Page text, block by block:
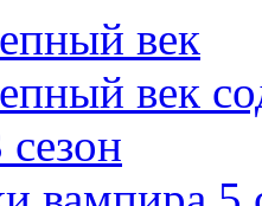
век
век